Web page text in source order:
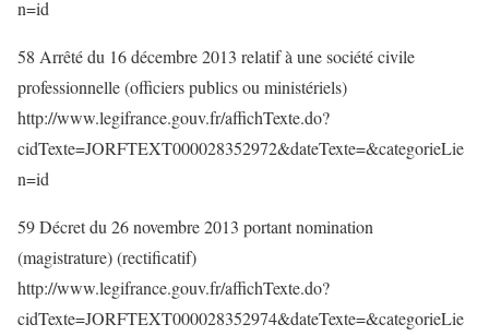
n=id
58 Arrêté du 16 décembre 2013 relatif à une société civile
professionnelle (officiers publics ou ministériels)
http://www.legifrance.gouv.fr/affichTexte.do?
cidTexte=JORFTEXT000028352972&dateTexte=&categorieLie
n=id
59 Décret du 26 novembre 2013 portant nomination
(magistrature) (rectificatif)
http://www.legifrance.gouv.fr/affichTexte.do?
cidTexte=JORFTEXT000028352974&dateTexte=&categorieLie